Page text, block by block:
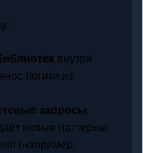
внутри
логики из
запросы
новые паттерны
(например,